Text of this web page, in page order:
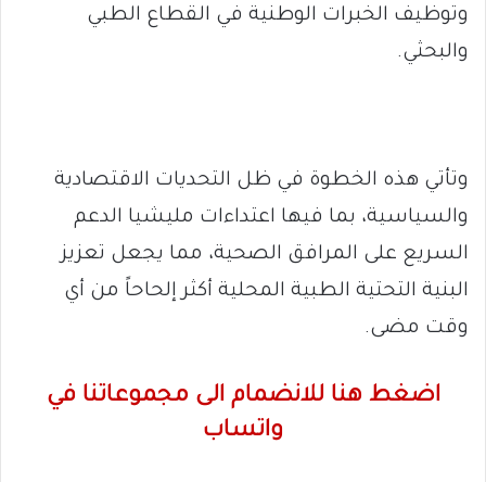
وتوظيف الخبرات الوطنية في القطاع الطبي
والبحثي.
وتأتي هذه الخطوة في ظل التحديات الاقتصادية
والسياسية، بما فيها اعتداءات مليشيا الدعم
السريع على المرافق الصحية، مما يجعل تعزيز
البنية التحتية الطبية المحلية أكثر إلحاحاً من أي
وقت مضى.
اضغط هنا للانضمام الى مجموعاتنا في
واتساب